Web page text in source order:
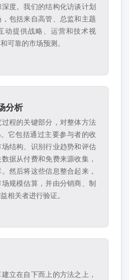
度。我们的结构化访谈计划
包括来自高管、总监和主题
动提供战略、运营和技术视
可靠的市场预测。
分析
程的关键部分，对整体方法
它包括通过主要参与者的收
结构、识别行业趋势和评估
据从付费和免费来源收集，
然后将这些信息整合起来，
规模估算，并由分销商、制
相关者进行验证。
立在自下而上的方法之上，